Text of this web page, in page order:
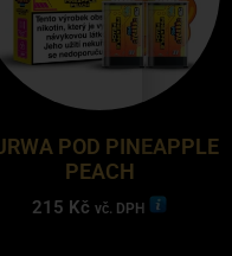
POD PINEAPPLE
PEACH
215 Kč vč. DPH